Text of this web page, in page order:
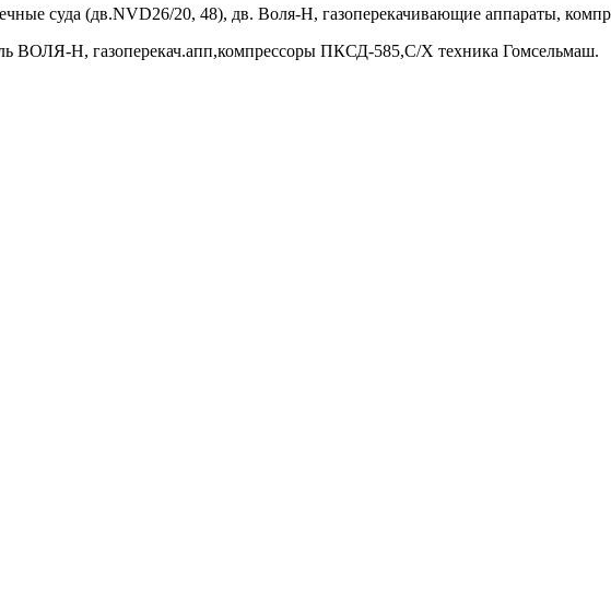
суда (дв.NVD26/20, 48), дв. Воля-Н, газоперекачивающие аппараты,
ВОЛЯ-Н, газоперекач.апп,компрессоры ПКСД-585,С/Х техника Гомсельмаш.